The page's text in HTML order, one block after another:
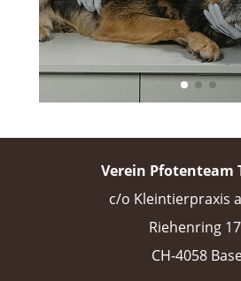
Verein Pfotenteam
c/o Kleintierpraxis
Riehenring
CH-4058